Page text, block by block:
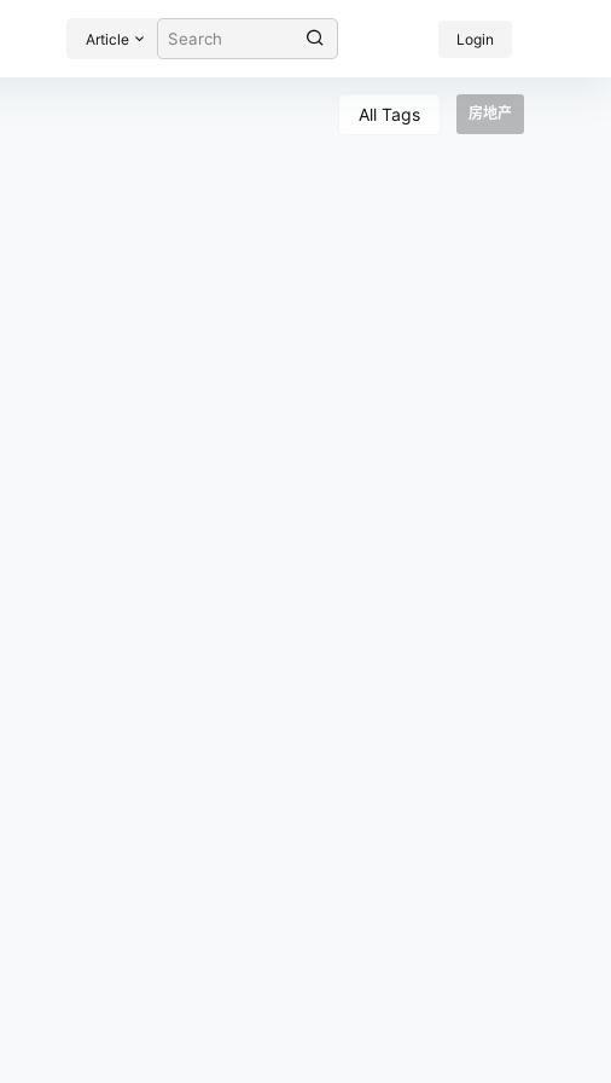
Article Login
All Tags 房地产